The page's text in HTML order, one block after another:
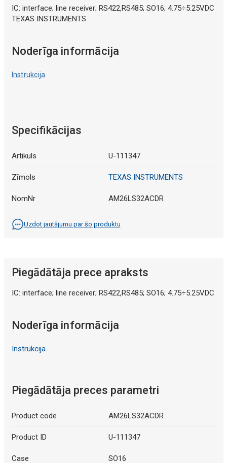
IC: interface; line receiver; RS422,RS485; SO16; 4.75÷5.25VDC
TEXAS INSTRUMENTS
Noderīga informācija
Instrukcija
Specifikācijas
Artikuls U-111347
Zīmols TEXAS INSTRUMENTS
NomNr AM26LS32ACDR
Uzdot jautājumu par šo produktu
Piegādātāja prece apraksts
IC: interface; line receiver; RS422,RS485; SO16; 4.75÷5.25VDC
Noderīga informācija
Instrukcija
Piegādātāja preces parametri
Product code AM26LS32ACDR
Product ID U-111347
Case SO16